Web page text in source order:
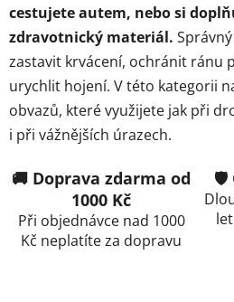
cestujete autem, nebo si
zdravotnický materiál.
zastavit krvácení, ochránit ránu
urychlit hojení. V této kategorii
obvazů, které využijete jak při
i při vážnějších úrazech.
🚚 Doprava zdarma od
1000 Kč
Při objednávce nad 1000
Kč neplatíte za dopravu
🛡️